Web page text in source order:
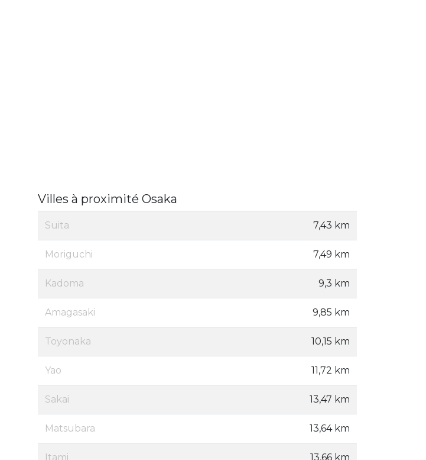
Villes à proximité Osaka
Suita 7,43 km
Moriguchi 7,49 km
Kadoma 9,3 km
Amagasaki 9,85 km
Toyonaka 10,15 km
Yao 11,72 km
Sakai 13,47 km
Matsubara 13,64 km
Itami 13,66 km